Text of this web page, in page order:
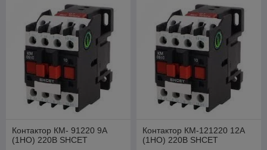
Shnaider-electric
Legrand
Контактор КМ- 91220 9А
(1НО) 220В SHCET
Контактор КМ-121220 12А
(1НО) 220В SHCET